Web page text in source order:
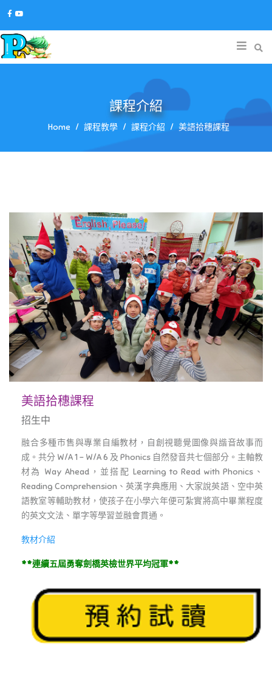
課程介紹
Home 課程教學 課程介紹 美語拾穗課程
美語拾穗課程
招生中
融合多種市售與專業自編教材，自創視聽覺圖像與諧音故事而
成。共分 W/A 1 - W/A 6 及 Phonics 自然發音共七個部分。主軸教
材為 Way Ahead，並搭配 Learning to Read with Phonics、
Reading Comprehension、英漢字典應用、大家說英語、空中英
語教室等輔助教材，使孩子在小學六年便可紮實將高中畢業程度
的英文文法、單字等學習並融會貫通。
教材介紹
**連續五屆勇奪劍橋英檢世界平均冠軍**